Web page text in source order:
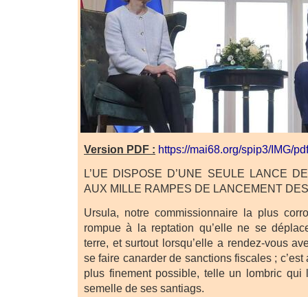
Version PDF : https://mai68.org/spip3/IMG/
L’UE DISPOSE D’UNE SEULE LANCE
AUX MILLE RAMPES DE LANCEMENT
Ursula, notre commissionnaire la plus
rompue à la reptation qu’elle ne se
terre, et surtout lorsqu’elle a rendez-vous
se faire canarder de sanctions fiscales ; c’est
plus finement possible, telle un lombric qui
semelle de ses santiags.